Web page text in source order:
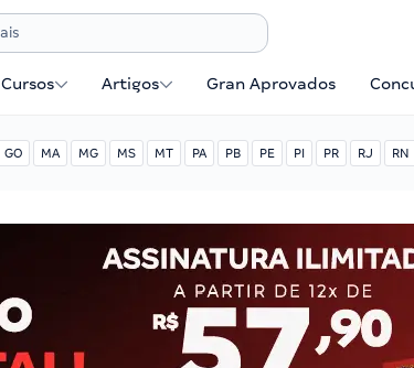
Cursos Artigos Gran Aprovados
GO MA MG MS MT PA PB PE PI PR RJ RN